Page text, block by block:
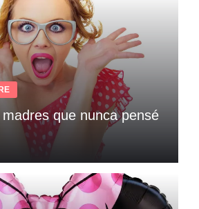
que nunca pensé